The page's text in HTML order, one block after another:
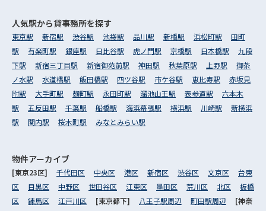
人気駅から貸事務所を探す
東京駅 新宿駅 渋谷駅 池袋駅 品川駅 新橋駅 浜松町駅
田町
駅
有楽町駅 銀座駅 日比谷駅 虎ノ門駅 京橋駅 日本橋駅
九段
下駅
新宿三丁目駅 新宿御苑前駅 神田駅 秋葉原駅 上野駅
御茶
ノ水駅
水道橋駅 飯田橋駅 四ツ谷駅 市ケ谷駅 恵比寿駅
赤坂見
附駅
大手町駅 麹町駅 永田町駅 溜池山王駅 表参道駅
六本木
駅
五反田駅 千葉駅 船橋駅 海浜幕張駅 横浜駅 川崎駅
新横浜
駅
関内駅 桜木町駅 みなとみらい駅
物件アーカイブ
[東京23区] 千代田区 中央区 港区 新宿区 渋谷区 文京区
台東
区
目黒区 中野区 世田谷区 江東区 墨田区 荒川区 北区
板橋
区
練馬区 江戸川区 [東京都下] 八王子駅周辺 町田駅周辺
[神奈